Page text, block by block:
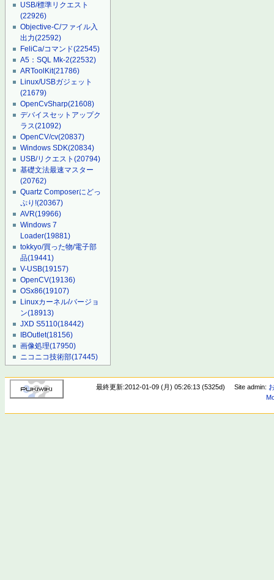
USB/標準リクエスト
(22926)
Objective-C/ファイル入
出力(22592)
FeliCa/コマンド(22545)
A5：SQL Mk-2(22532)
ARToolKit(21786)
Linux/USBガジェット
(21679)
OpenCvSharp(21608)
デバイスセットアップク
ラス(21092)
OpenCV/cv(20837)
Windows SDK(20834)
USB/リクエスト(20794)
基礎文法最速マスター
(20762)
Quartz Composerにどっ
ぷり!(20367)
AVR(19966)
Windows 7
Loader(19881)
tokkyo/買った物/電子部
品(19441)
V-USB(19157)
OpenCV(19136)
OSx86(19107)
Linuxカーネル/バージョ
ン(18913)
JXD S5110(18442)
IBOutlet(18156)
画像処理(17950)
ニコニコ技術部(17445)
最終更新:2012-01-09 (月) 05:26:13 (5325d) Site admin: